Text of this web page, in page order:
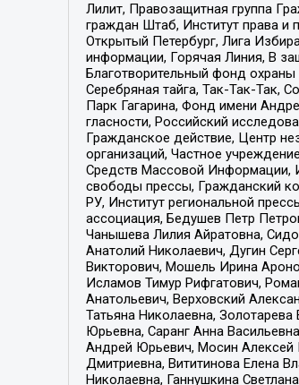
Лилит, Правозащитная группа
граждан Штаб, Институт права
Открытый Петербург, Лига
информации, Горячая Линия, В
Благотворительный фонд
Серебряная тайга, Так-Так-Так,
Парк Гагарина, Фонд имени
гласности, Российский
Гражданское действие, Центр
организаций, Частное
Средств Массовой Информации,
свободы прессы, Гражданский
РУ, Институт региональной
ассоциация, Бедушев Петр
Чанышева Лилия Айратовна,
Анатолий Николаевич, Дугин
Викторович, Мошель Ирина
Исламов Тимур Рифгатович,
Анатольевич, Верховский
Татьяна Николаевна,
Юрьевна, Саранг Анна
Андрей Юрьевич, Мосин Алексей
Дмитриевна, Вититинова Елена
Николаевна, Ганнушкина